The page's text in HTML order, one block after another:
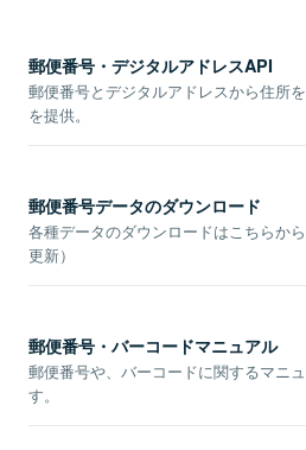
郵便番号・デジタルアドレスAPI
郵便番号とデジタルアドレスから住所
を提供。
郵便番号データのダウンロード
各種データのダウンロードはこちらか
更新）
郵便番号・バーコードマニュアル
郵便番号や、バーコードに関するマニ
す。